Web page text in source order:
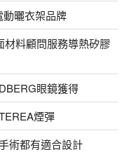
曬衣架品牌
料顧問服務導熱矽膠
眼鏡獲得
煙彈
術都有適合設計